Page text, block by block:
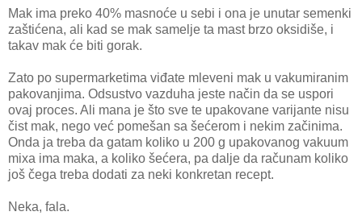
Mak ima preko 40% masnoće u sebi i ona je unutar semenki
zaštićena, ali kad se mak samelje ta mast brzo oksidiše, i
takav mak će biti gorak.
Zato po supermarketima viđate mleveni mak u vakumiranim
pakovanjima. Odsustvo vazduha jeste način da se uspori
ovaj proces. Ali mana je što sve te upakovane varijante nisu
čist mak, nego već pomešan sa šećerom i nekim začinima.
Onda ja treba da gatam koliko u 200 g upakovanog vakuum
mixa ima maka, a koliko šećera, pa dalje da računam koliko
još čega treba dodati za neki konkretan recept.
Neka, fala.